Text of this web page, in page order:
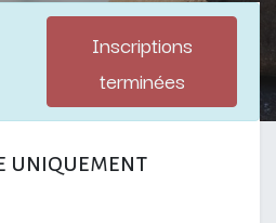
Inscriptions
terminées
uniquement